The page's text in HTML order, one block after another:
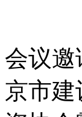
会议
京市